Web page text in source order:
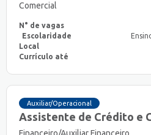
Comercial
N° de vagas
Escolaridade
Local
Currículo até
Auxiliar/Operacional
Assistente de Crédito e